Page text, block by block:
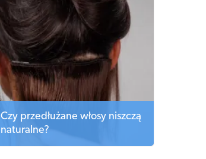
Czy przedłużane włosy niszczą
naturalne?